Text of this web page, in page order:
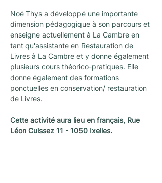
Noé Thys a développé une importante
dimension pédagogique à son parcours et
enseigne actuellement à La Cambre en
tant qu'assistante en Restauration de
Livres à La Cambre et y donne également
plusieurs cours théorico-pratiques. Elle
donne également des formations
ponctuelles en conservation/ restauration
de Livres.
Cette activité aura lieu en français, Rue
Léon Cuissez 11 - 1050 Ixelles.